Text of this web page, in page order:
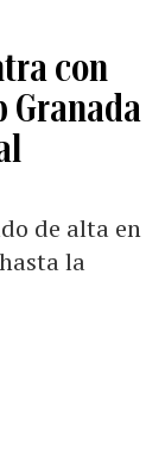
con
Granada
de alta en
la